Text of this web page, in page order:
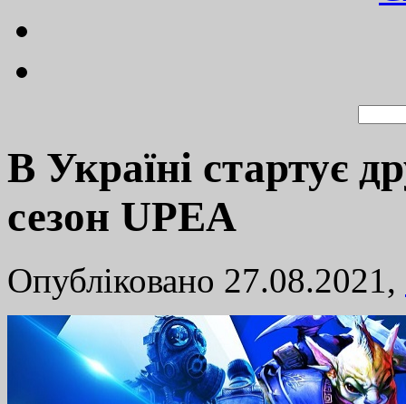
В Україні стартує
сезон UPEA
Опубліковано 27.08.2021,